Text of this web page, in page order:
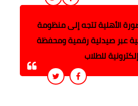
الأهلية تتجه إلى منظومة
عبر صيدلية رقمية ومحفظة
إلكترونية للطلاب